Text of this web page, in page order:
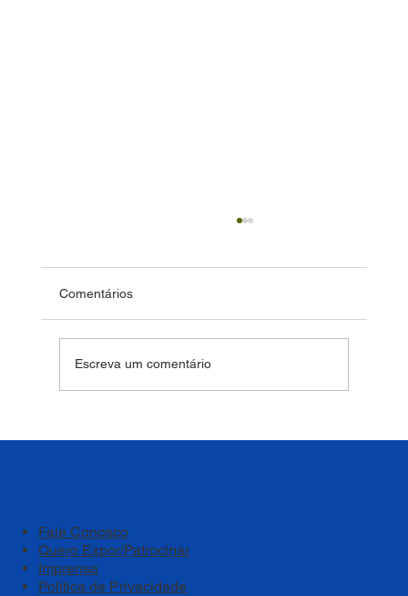
Comentários
Escreva um comentário
Fale Conosco
Quero Expor/Patrocinar
Imprensa
Política de Privacidade